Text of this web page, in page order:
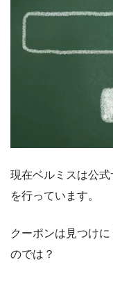
現在ベルミスは公式
を行っています。
クーポンは見つけ
のでは？